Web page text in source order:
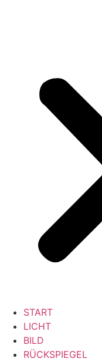
START
LICHT
BILD
RÜCKSPIEGEL